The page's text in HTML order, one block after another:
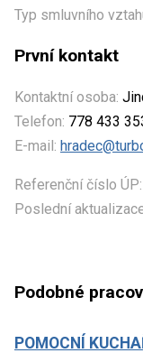
Typ smluvního
První kontakt
Kontaktní osoba:
Telefon: 778 433
E-mail:
Referenční číslo ÚP:
Poslední
Podobné
POMOCNÍ